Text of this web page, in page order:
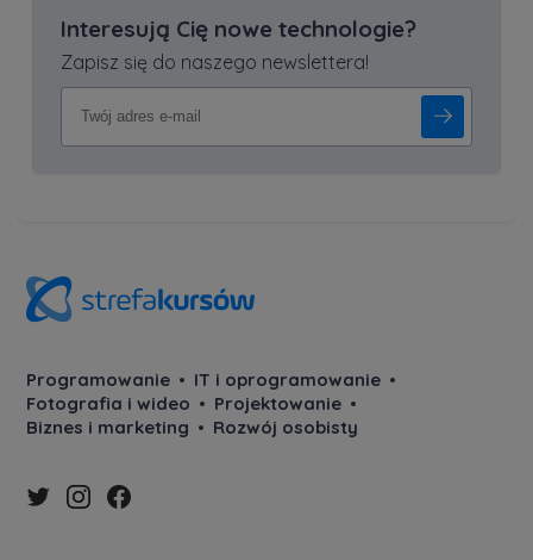
Interesują Cię nowe technologie?
Zapisz się do naszego newslettera!
Programowanie
IT i oprogramowanie
Fotografia i wideo
Projektowanie
Biznes i marketing
Rozwój osobisty